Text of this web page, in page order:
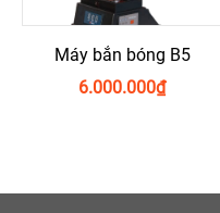
Máy bắn bóng B5
₫
6.000.000